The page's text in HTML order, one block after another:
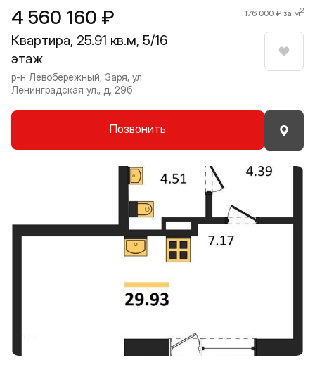
4 560 160 ₽ 176 000 ₽ за м2
Квартира, 25.91 кв.м, 5/16
этаж
р-н Левобережный, Заря, ул.
Ленинградская ул., д. 29б
Позвонить